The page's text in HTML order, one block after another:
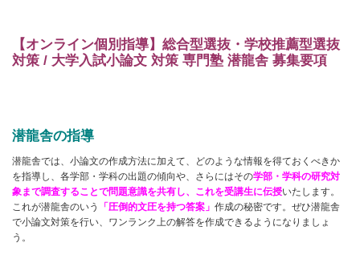
【オンライン個別指導】総合型選抜・学校推薦型選抜
対策 / 大学入試小論文 対策 専門塾 潜龍舎 募集要項
潜龍舎の指導
潜龍舎では、小論文の作成方法に加えて、どのような情報を得ておくべきか
を指導し、各学部・学科の出題の傾向や、さらにはその学部・学科の研究対
象まで調査することで問題意識を共有し、これを受講生に伝授いたします。
これが潜龍舎のいう
「圧倒的文圧を持つ答案」 作成の秘密です。ぜひ潜龍舎
で小論文対策を行い、ワンランク上の解答を作成できるようになりましょ
う。